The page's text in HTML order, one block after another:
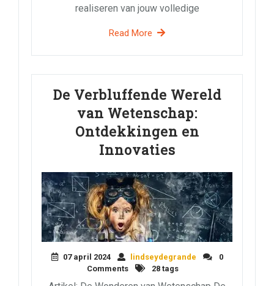
realiseren van jouw volledige
Read More
De Verbluffende Wereld
van Wetenschap:
Ontdekkingen en
Innovaties
07 april 2024 lindseydegrande
0
Comments
28 tags